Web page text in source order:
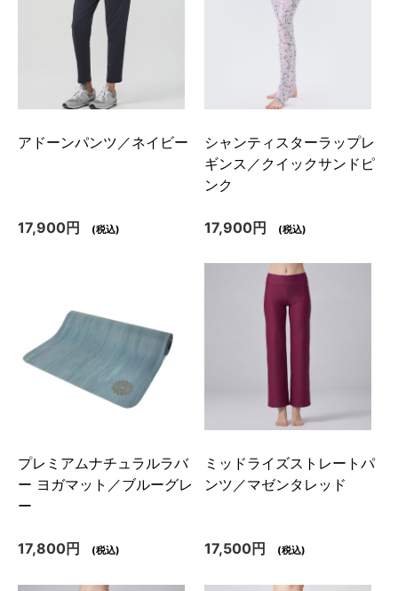
アドーンパンツ／ネイビー
17,900円 (税込)
シャンティスターラップレ
ギンス／クイックサンドピ
ンク
17,900円 (税込)
プレミアムナチュラルラバ
ー ヨガマット／ブルーグレ
ー
17,800円 (税込)
ミッドライズストレートパ
ンツ／マゼンタレッド
17,500円 (税込)